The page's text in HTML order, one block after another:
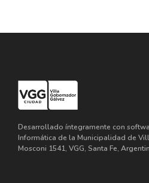
Desarrollado íntegramente con
Informática de la Municipalidad de
Mosconi 1541, VGG, Santa Fe,